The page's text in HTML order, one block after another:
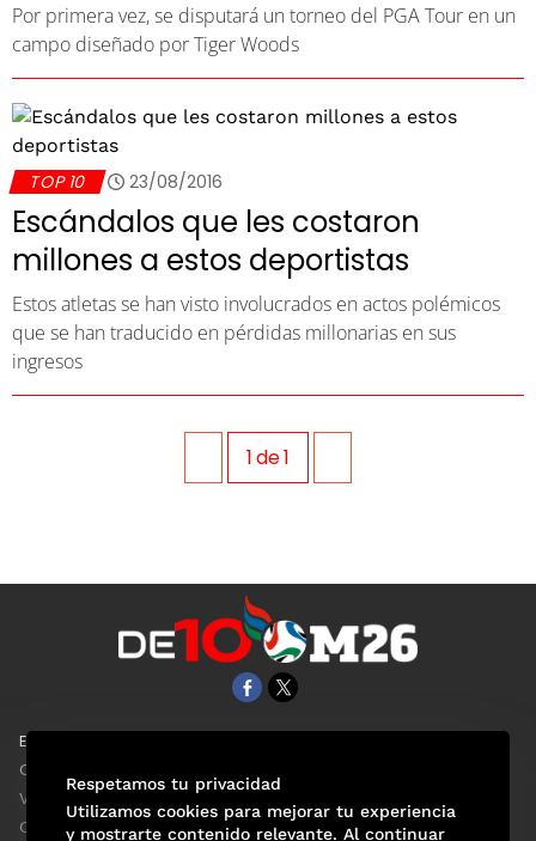
Por primera vez, se disputará un torneo del PGA Tour en un
campo diseñado por Tiger Woods
TOP 10 23/08/2016
Escándalos que les costaron
millones a estos deportistas
Estos atletas se han visto involucrados en actos polémicos
que se han traducido en pérdidas millonarias en sus
ingresos
1de1
EL UNIVERSAL
Clase
ViveUSA
Confabulario
Respetamos tu privacidad
Utilizamos cookies para mejorar tu experiencia
y mostrarte contenido relevante. Al continuar